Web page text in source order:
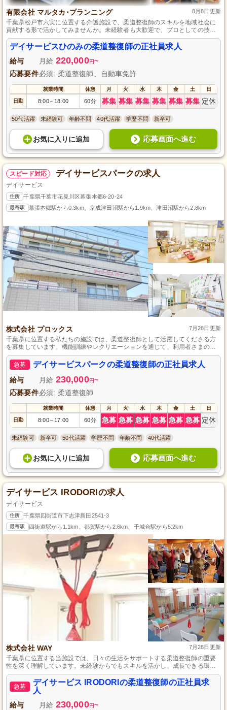
有限会社 マルタカ･プランニング 8月8日更新
千葉県松戸市六実に位置する介護施設で、柔道整復師のスキルを地域社会に
貢献する形で活かしてみませんか。未経験者も大歓迎で、プロとしての技術
を身につけながら、利用者さまの健康と生活の質の向上に寄り添えるやりが
いのある仕事です。一人ひとりの「できた！」の瞬間をサポートし、共に成
長できる環境がここにはあります。
デイサービスひのみの柔道整復師の正社員求人
給与 月給 220,000円~
応募要件必須: 柔道整復師、自動車免許
就業時間 休憩 月 火 水 木 金 土 日
日勤 8:00～ 18:00 60分 募集 募集 募集 募集 募集 募集 定休
50代活躍 未経験可 年齢不問 40代活躍 学歴不問 新卒可
お気に入り に追加 応募画面へ進む
スピード対応 デイサービスパークの求人
デイサービス
住所 千葉県千葉市花見川区幕張本郷6-20-24
最寄駅 幕張本郷駅から0.3km、京成津田沼駅から1.9km、津田沼駅から2.8km
株式会社 プロックス 7月28日更新
千葉県に位置する私たちの施設では、柔道整復師として活躍してくださる方
を募集しています。機能訓練やレクリエーションを通じて、利用者さまの快
適な毎日をサポートするお仕事です。未経験からでも安心して始められるサ
ポート体制が整っており、困ったときはいつでも周りが助けてくれる温かい
環境です。あなたの優しさと資格を活かして、一緒に成長していきましょ
う。
急募 デイサービスパークの柔道整復師の正社員求人
給与 月給 230,000円~
応募要件必須: 柔道整復師
就業時間 休憩 月 火 水 木 金 土 日
日勤 8:00～ 17:00 60分 急募 急募 急募 急募 急募 急募 定休
未経験可 新卒可 50代活躍 学歴不問 年齢不問 40代活躍
お気に入り に追加 応募画面へ進む
デイサービス IRODORIの求人
デイサービス
住所 千葉県四街道市下志津新田2541-3
最寄駅 四街道駅から1.1km、都賀駅から2.6km、千城台駅から5.2km
株式会社 WAY 7月28日更新
千葉県に位置する当施設では、日々の生活をサポートする柔道整復師の重要
性を深く理解しています。未経験からでもスキルを活かし、成長できる環境
が整っているため、あなたの能力を十分に発揮できます。安定した職場で長
期的に活躍し、地域社会に貢献しませんか？
急募
デイサービス IRODORIの柔道整復師の正社員求
人
給与 月給 230,000円~